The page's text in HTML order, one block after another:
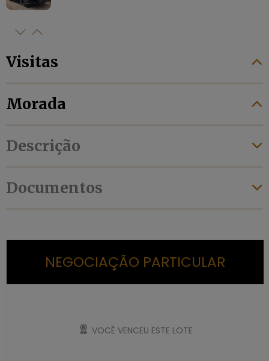
Visitas
Morada
Descrição
Documentos
NEGOCIAÇÃO PARTICULAR
VOCÊ VENCEU ESTE LOTE